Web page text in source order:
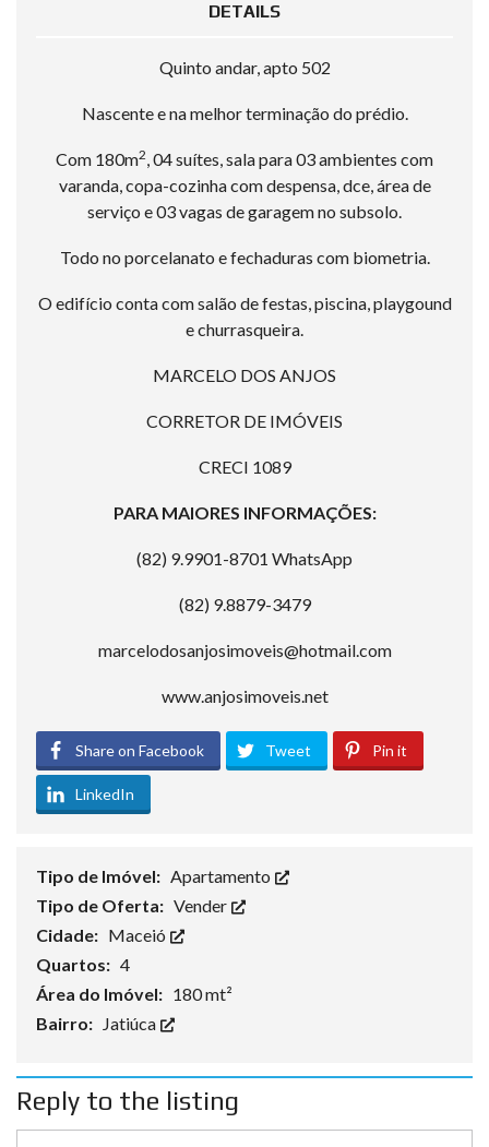
DETAILS
Quinto andar, apto 502
Nascente e na melhor terminação do prédio.
Com 180m2, 04 suítes, sala para 03 ambientes com
varanda, copa-cozinha com despensa, dce, área de
serviço e 03 vagas de garagem no subsolo.
Todo no porcelanato e fechaduras com biometria.
O edifício conta com salão de festas, piscina, playgound
e churrasqueira.
MARCELO DOS ANJOS
CORRETOR DE IMÓVEIS
CRECI 1089
PARA MAIORES INFORMAÇÕES:
(82) 9.9901-8701 WhatsApp
(82) 9.8879-3479
marcelodosanjosimoveis@hotmail.com
www.anjosimoveis.net
Share on Facebook Tweet Pin it
LinkedIn
Tipo de Imóvel: Apartamento
Tipo de Oferta: Vender
Cidade: Maceió
Quartos: 4
Área do Imóvel: 180 mt²
Bairro: Jatiúca
Reply to the listing